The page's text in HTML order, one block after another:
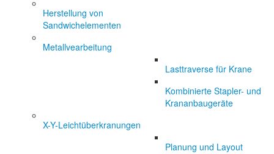
Herstellung von
Sandwichelementen
Metallvearbeitung
Lasttraverse für Krane
Kombinierte Stapler- und
Krananbaugeräte
X-Y-Leichtüberkranungen
Planung und Layout